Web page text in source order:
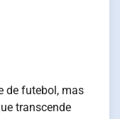
de futebol, mas
transcende